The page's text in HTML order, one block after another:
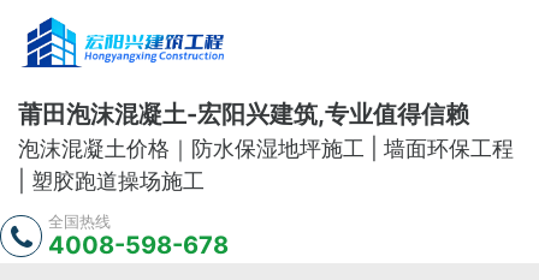
莆田泡沫混凝土-宏阳兴建筑,专业值得信赖
泡沫混凝土价格｜防水保湿地坪施工 | 墙面环保工程
| 塑胶跑道操场施工
全国热线
4008-598-678